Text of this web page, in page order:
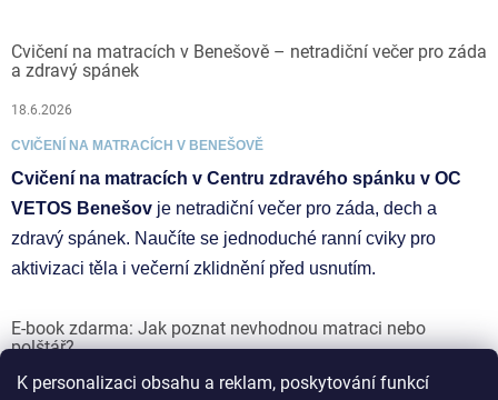
K personalizaci obsahu a reklam, poskytování funkcí
Cvičení na matracích v Benešově – netradiční večer pro záda
a zdravý spánek
18.6.2026
CVIČENÍ NA MATRACÍCH V BENEŠOVĚ
Cvičení na matracích v Centru zdravého spánku v OC
VETOS Benešov je netradiční večer pro záda, dech a
zdravý spánek. Naučíte se jednoduché ranní cviky pro
aktivizaci těla i večerní zklidnění před usnutím.
E-book zdarma: Jak poznat nevhodnou matraci nebo
polštář?
17.6.2026